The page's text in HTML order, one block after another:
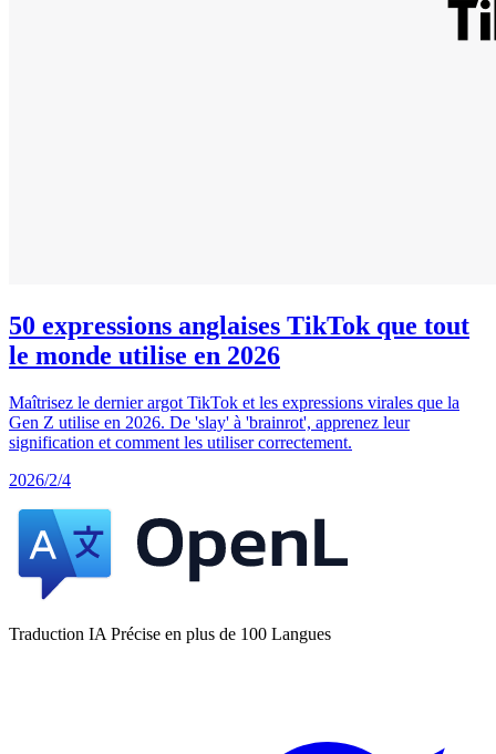
50 expressions anglaises TikTok que tout
le monde utilise en 2026
Maîtrisez le dernier argot TikTok et les expressions virales que la
Gen Z utilise en 2026. De 'slay' à 'brainrot', apprenez leur
signification et comment les utiliser correctement.
2026/2/4
Traduction IA Précise en plus de 100 Langues